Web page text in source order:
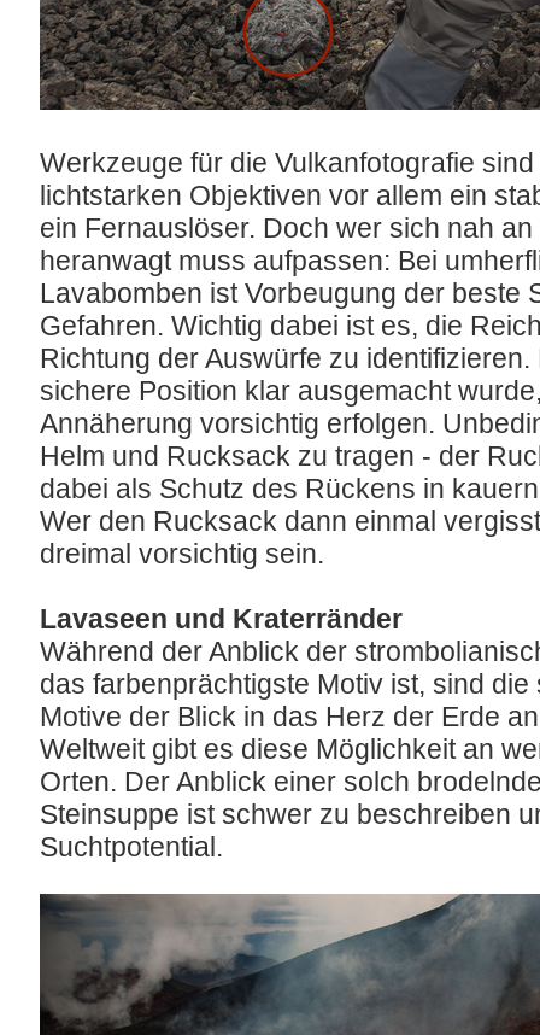
Werkzeuge für die Vulkanfotografie
lichtstarken Objektiven vor allem ein
ein Fernauslöser. Doch wer sich nah
heranwagt muss aufpassen: Bei
Lavabomben ist Vorbeugung der beste
Gefahren. Wichtig dabei ist es, die
Richtung der Auswürfe zu
sichere Position klar ausgemacht
Annäherung vorsichtig erfolgen.
Helm und Rucksack zu tragen - der
dabei als Schutz des Rückens in
Wer den Rucksack dann einmal
dreimal vorsichtig sein.
Lavaseen und Kraterränder
Während der Anblick der
das farbenprächtigste Motiv ist, sind die
Motive der Blick in das Herz der Erde
Weltweit gibt es diese Möglichkeit an
Orten. Der Anblick einer solch
Steinsuppe ist schwer zu beschreiben
Suchtpotential.